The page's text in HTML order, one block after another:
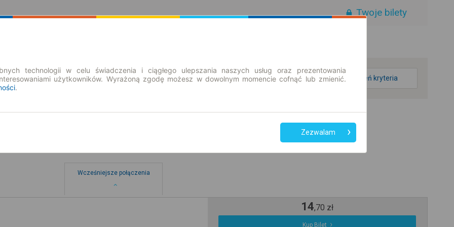
Twoje bilety
zmień kryteria
Wcześniejsze połączenia
14,70 zł
Kup Bilet
technologii w celu świadczenia i ciągłego ulepszania naszych usług oraz prezentowania
użytkowników. Wyrażoną zgodę możesz w dowolnym momencie cofnąć lub zmienić.
.
Zezwalam